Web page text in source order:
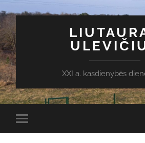
XXI a. kasdienybės
Toggle
mobile